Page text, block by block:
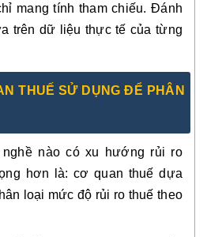
mang tính tham chiếu. Đánh
trên dữ liệu thực tế của từng
THUẾ SỬ DỤNG ĐỂ PHÂN
nào có xu hướng rủi ro
hơn là: cơ quan thuế dựa
loại mức độ rủi ro thuế theo